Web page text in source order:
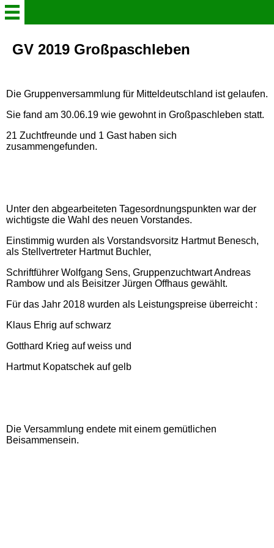
Willkommen
Der Steigerkröpfer
Aktuelles
Info - Heft 2026
Schaukataloge
zu Besuch bei ....
Begründer des 1. deutschen
Historisch
GV 2019 Großpaschleben
Die Gruppenversammlung für Mitteldeutschland ist gelaufen.
Sie fand am 30.06.19 wie gewohnt in Großpaschleben statt.
21 Zuchtfreunde und 1 Gast haben sich
zusammengefunden.
Unter den abgearbeiteten Tagesordnungspunkten war der
wichtigste die Wahl des neuen Vorstandes.
Einstimmig wurden als Vorstandsvorsitz Hartmut Benesch,
als Stellvertreter Hartmut Buchler,
Schriftführer Wolfgang Sens, Gruppenzuchtwart Andreas
Rambow und als Beisitzer Jürgen Offhaus gewählt.
Für das Jahr 2018 wurden als Leistungspreise überreicht :
Klaus Ehrig auf schwarz
Gotthard Krieg auf weiss und
Hartmut Kopatschek auf gelb
Die Versammlung endete mit einem gemütlichen
Beisammensein.